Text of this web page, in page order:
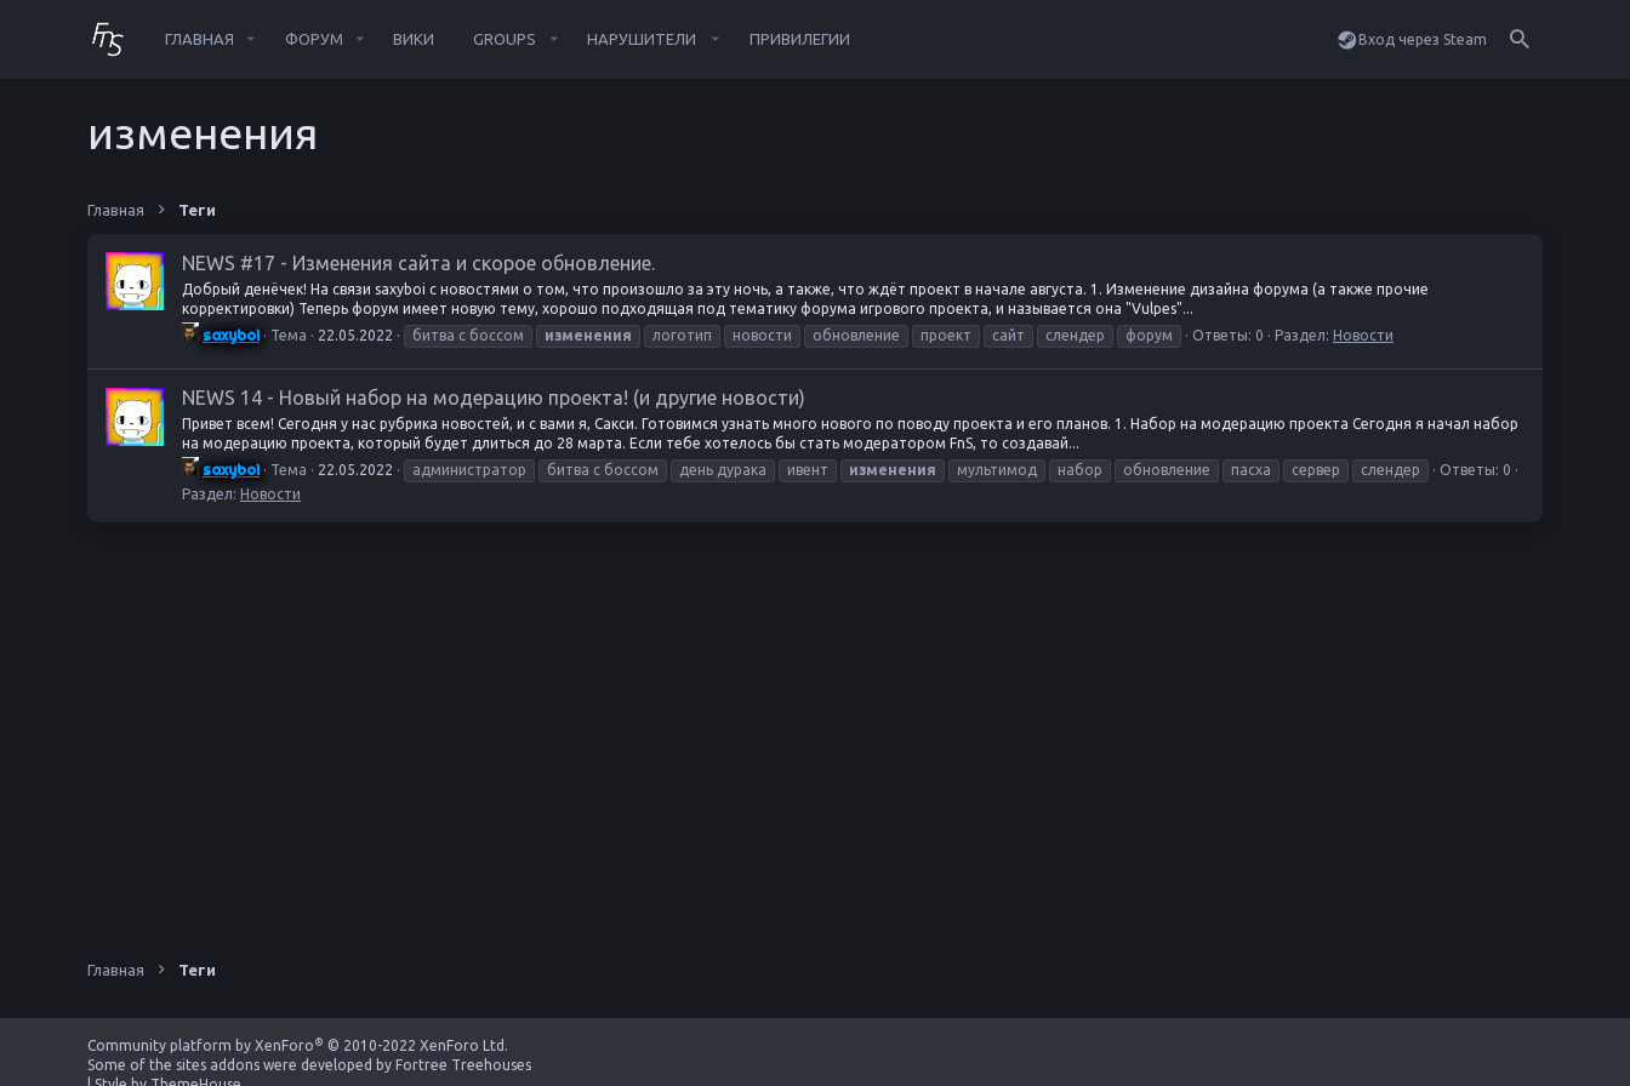
ГЛАВНАЯ ФОРУМ ВИКИ GROUPS НАРУШИТЕЛИ ПРИВИЛЕГИИ Вход через Steam
изменения
Главная Теги
NEWS #17 - Изменения сайта и скорое обновление.
Добрый денёчек! На связи saxyboi с новостями о том, что произошло за эту ночь, а также, что ждёт проект в начале августа. 1. Изменение дизайна форума (а также прочие
корректировки) Теперь форум имеет новую тему, хорошо подходящая под тематику форума игрового проекта, и называется она "Vulpes"...
saxyboi Тема 22.05.2022 битва с боссом изменения логотип новости обновление проект сайт слендер форум Ответы: 0 Раздел: Новости
NEWS 14 - Новый набор на модерацию проекта! (и другие новости)
Привет всем! Сегодня у нас рубрика новостей, и с вами я, Сакси. Готовимся узнать много нового по поводу проекта и его планов. 1. Набор на модерацию проекта Сегодня я начал набор
на модерацию проекта, который будет длиться до 28 марта. Если тебе хотелось бы стать модератором FnS, то создавай...
saxyboi Тема 22.05.2022 администратор битва с боссом день дурака ивент изменения мультимод набор обновление пасха сервер слендер
Ответы: 0
Раздел: Новости
Главная Теги
Community platform by XenForo ® © 2010-2022 XenForo Ltd.
Some of the sites addons were developed by Fortree Treehouses